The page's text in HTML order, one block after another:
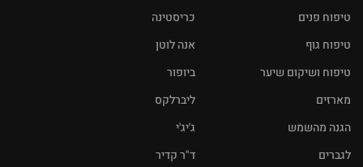
טיפוח פנים
טיפוח גוף
טיפוח ושיקום שיער
מארזים
הגנה מהשמש
לגברים
כריסטינה
אנה לוטן
ביופור
ליברלקס
ג'יג'י
ד"ר קדיר